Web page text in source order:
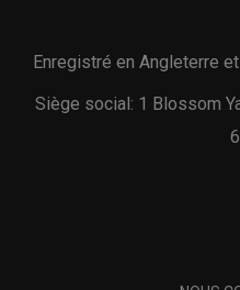
Enregistré en Angleterre
Siège social: 1 Blossom